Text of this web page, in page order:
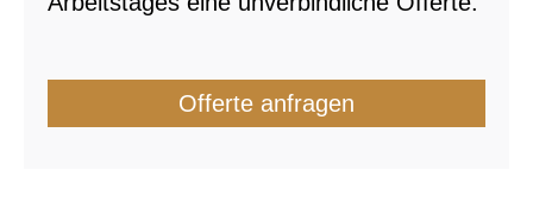
Offerte anfragen